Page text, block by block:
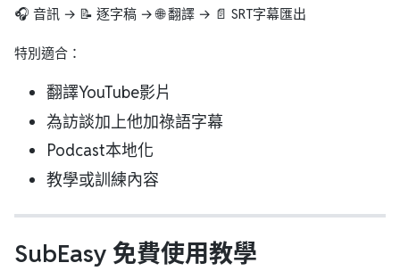
🎧 音訊 → 📝 逐字稿 → 🌐 翻譯 → 📄 SRT字幕匯出
特別適合：
翻譯YouTube影片
為訪談加上他加祿語字幕
Podcast本地化
教學或訓練內容
SubEasy 免費使用教學